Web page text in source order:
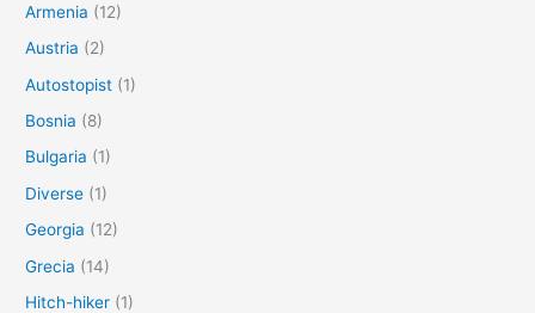
Armenia (12)
Austria (2)
Autostopist (1)
Bosnia (8)
Bulgaria (1)
Diverse (1)
Georgia (12)
Grecia (14)
Hitch-hiker (1)